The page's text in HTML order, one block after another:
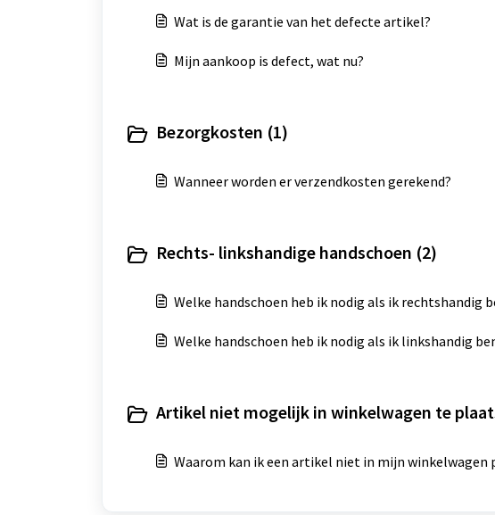
Wat is de garantie van het defecte artikel?
Mijn aankoop is defect, wat nu?
Bezorgkosten (1)
Wanneer worden er verzendkosten gerekend?
Rechts- linkshandige handschoen (2)
Welke handschoen heb ik nodig als ik rechtshandig
Welke handschoen heb ik nodig als ik linkshandig
Artikel niet mogelijk in winkelwagen te
Waarom kan ik een artikel niet in mijn winkelwagen